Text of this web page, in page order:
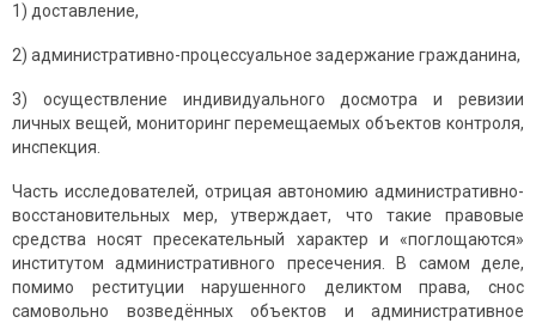
1) доставление,
2) административно-процессуальное задержание гражданина,
3) осуществление индивидуального досмотра и ревизии
личных вещей, мониторинг перемещаемых объектов контроля,
инспекция.
Часть исследователей, отрицая автономию административно-
восстановительных мер, утверждает, что такие правовые
средства носят пресекательный характер и «поглощаются»
институтом административного пресечения. В самом деле,
помимо реституции нарушенного деликтом права, снос
самовольно возведённых объектов и административное